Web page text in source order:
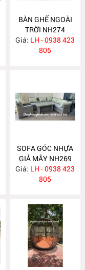
BÀN GHẾ NGOÀI
TRỜI NH274
Giá: LH - 0938 423
805
SOFA GÓC NHỰA
GIẢ MÂY NH269
Giá: LH - 0938 423
805